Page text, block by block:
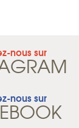
nous sur
nous sur